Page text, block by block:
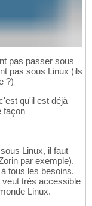
pas passer sous
pas sous Linux (ils
?)
qu'il est déjà
façon
Linux, il faut
par exemple).
tous les besoins.
veut très accessible
Linux.